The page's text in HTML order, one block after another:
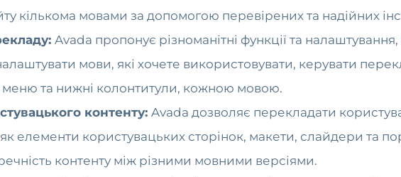
кількома мовами за допомогою перевірених та надійних
Avada пропонує різноманітні функції та
мови, які хочете використовувати, керувати
меню та нижні колонтитули, кожною мовою.
контенту: Avada дозволяє перекладати
елементи користувацьких сторінок, макети, слайдери та
контенту між різними мовними версіями.